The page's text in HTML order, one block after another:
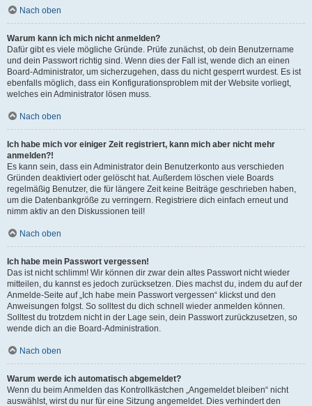
Nach oben
Warum kann ich mich nicht anmelden?
Dafür gibt es viele mögliche Gründe. Prüfe zunächst, ob dein Benutzername
und dein Passwort richtig sind. Wenn dies der Fall ist, wende dich an einen
Board-Administrator, um sicherzugehen, dass du nicht gesperrt wurdest. Es ist
ebenfalls möglich, dass ein Konfigurationsproblem mit der Website vorliegt,
welches ein Administrator lösen muss.
Nach oben
Ich habe mich vor einiger Zeit registriert, kann mich aber nicht mehr
anmelden?!
Es kann sein, dass ein Administrator dein Benutzerkonto aus verschieden
Gründen deaktiviert oder gelöscht hat. Außerdem löschen viele Boards
regelmäßig Benutzer, die für längere Zeit keine Beiträge geschrieben haben,
um die Datenbankgröße zu verringern. Registriere dich einfach erneut und
nimm aktiv an den Diskussionen teil!
Nach oben
Ich habe mein Passwort vergessen!
Das ist nicht schlimm! Wir können dir zwar dein altes Passwort nicht wieder
mitteilen, du kannst es jedoch zurücksetzen. Dies machst du, indem du auf der
Anmelde-Seite auf „Ich habe mein Passwort vergessen“ klickst und den
Anweisungen folgst. So solltest du dich schnell wieder anmelden können.
Solltest du trotzdem nicht in der Lage sein, dein Passwort zurückzusetzen, so
wende dich an die Board-Administration.
Nach oben
Warum werde ich automatisch abgemeldet?
Wenn du beim Anmelden das Kontrollkästchen „Angemeldet bleiben“ nicht
auswählst, wirst du nur für eine Sitzung angemeldet. Dies verhindert den